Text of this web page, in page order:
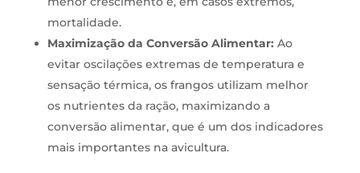
mortalidade.
Maximização da Conversão Alimentar: Ao
evitar oscilações extremas de temperatura e
sensação térmica, os frangos utilizam melhor
os nutrientes da ração, maximizando a
conversão alimentar, que é um dos indicadores
mais importantes na avicultura.